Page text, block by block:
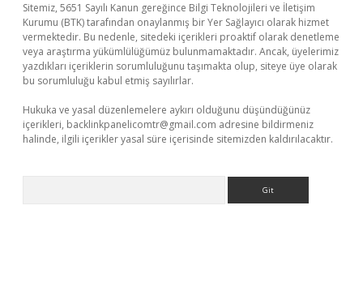
Sitemiz, 5651 Sayılı Kanun gereğince Bilgi Teknolojileri ve İletişim
Kurumu (BTK) tarafından onaylanmış bir Yer Sağlayıcı olarak hizmet
vermektedir. Bu nedenle, sitedeki içerikleri proaktif olarak denetleme
veya araştırma yükümlülüğümüz bulunmamaktadır. Ancak, üyelerimiz
yazdıkları içeriklerin sorumluluğunu taşımakta olup, siteye üye olarak
bu sorumluluğu kabul etmiş sayılırlar.
Hukuka ve yasal düzenlemelere aykırı olduğunu düşündüğünüz
içerikleri, backlinkpanelicomtr@gmail.com adresine bildirmeniz
halinde, ilgili içerikler yasal süre içerisinde sitemizden kaldırılacaktır.